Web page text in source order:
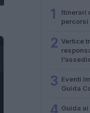
1
Itinerari
2 Vertice
3 Eventi
Guida
4 Guida